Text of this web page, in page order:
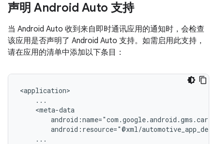
声明 Android Auto 支持
当 Android Auto 收到来自即时通讯应用的通知时，会检查
该应用是否声明了 Android Auto 支持。如需启用此支持，
请在应用的清单中添加以下条目：
...